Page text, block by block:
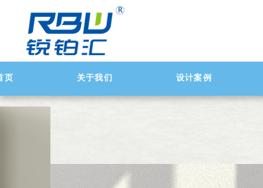
页 关于我们 设计案例